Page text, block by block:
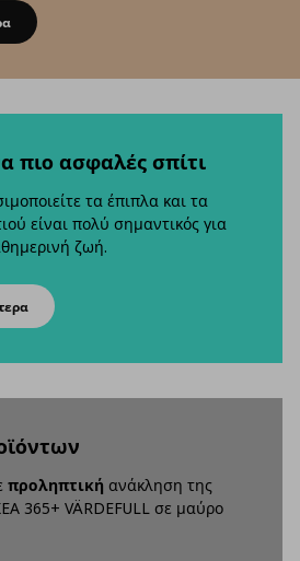
πιο ασφαλές σπίτι
τα έπιπλα και τα
είναι πολύ σημαντικός για
ζωή.
προληπτική ανάκληση της
365+ VÄRDEFULL σε μαύρο